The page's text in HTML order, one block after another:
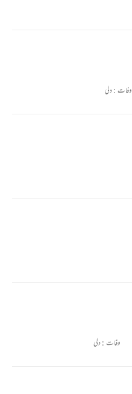
وفات :دلی
وفات :دلی